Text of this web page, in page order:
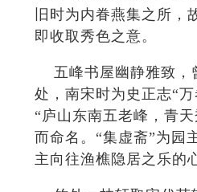
旧时为内眷燕集之所，
即收取秀色之意。
五峰书屋幽静雅致，
处，南宋时为史正志“
“庐山东南五老峰，青天
而命名。“集虚斋”为园
主向往渔樵隐居之乐的